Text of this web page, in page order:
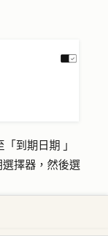
「 到期日期 」
選擇器 ，然後選